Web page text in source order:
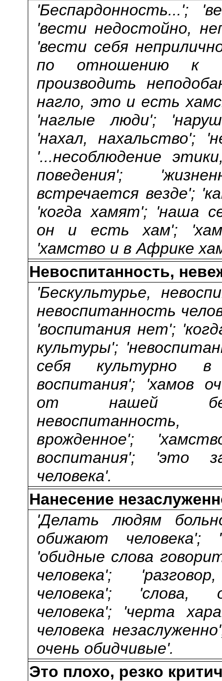
'Беспардонность...';
'вести недостойно,
'вести себя
по отношению к
производить
нагло, это и есть
'наглые люди';
'нахал, нахальство';
'...несоблюдение
поведения';
встречается везде';
'когда хамят'; 'наша
он и есть хам';
'хамство и в Африке
Невоспитанность,
'Бескультурье,
невоспитанность
'воспитания нет';
культуры';
себя культурно в
воспитания'; 'хамов
от нашей
врожденное';
воспитания'; 'это
человека'.
Нанесение
'Делать людям
обижают
'обидные слова
человека';
человека'; 'слова,
человека'; 'черта
человека
очень обидчивые'.
Это плохо, резко